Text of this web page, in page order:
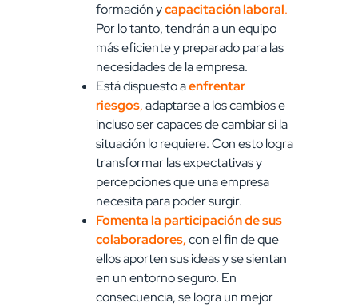
formación ycapacitación laboral.
Por lo tanto, tendrán a un equipo
más eficiente y preparado para las
necesidades de la empresa.
Está dispuesto aenfrentar
riesgos,adaptarse a los cambios e
incluso ser capaces de cambiar si la
situación lo requiere. Con esto logra
transformar las expectativas y
percepciones que una empresa
necesita para poder surgir.
Fomenta la participación de sus
colaboradores,con el fin de que
ellos aporten sus ideas y se sientan
en un entorno seguro. En
consecuencia, se logra un mejor